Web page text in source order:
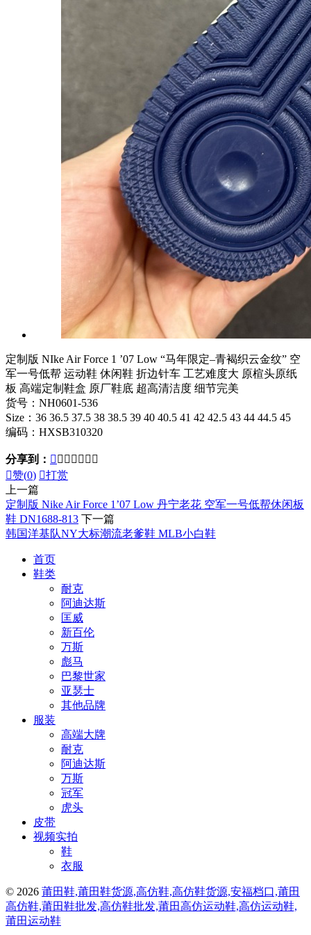
定制版 NIke Air Force 1 ’07 Low “马年限定–青褐织云金纹” 空
军一号低帮 运动鞋 休闲鞋 折边针车 工艺难度大 原楦头原纸
板 高端定制鞋盒 原厂鞋底 超高清洁度 细节完美
货号：NH0601-536
Size：36 36.5 37.5 38 38.5 39 40 40.5 41 42 42.5 43 44 44.5 45
编码：HXSB310320
分享到：       
赞(0) 打赏
上一篇
定制版 Nike Air Force 1’07 Low 丹宁老花 空军一号低帮休闲板
鞋 DN1688-813 下一篇
韩国洋基队NY大标潮流老爹鞋 MLB小白鞋
首页
鞋类
耐克
阿迪达斯
匡威
新百伦
万斯
彪马
巴黎世家
亚瑟士
其他品牌
服装
高端大牌
耐克
阿迪达斯
万斯
冠军
虎头
皮带
视频实拍
鞋
衣服
© 2026 莆田鞋,莆田鞋货源,高仿鞋,高仿鞋货源,安福档口,莆田
高仿鞋,莆田鞋批发,高仿鞋批发,莆田高仿运动鞋,高仿运动鞋,
莆田运动鞋